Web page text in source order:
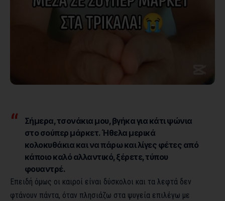
Σήμερα, τσονάκια μου, βγήκα για κάτι ψώνια
στο σούπερ μάρκετ. Ήθελα μερικά
κολοκυθάκια και να πάρω και λίγες φέτες από
κάποιο καλό αλλαντικό, ξέρετε, τύπου
φουαντρέ.
Επειδή όμως οι καιροί είναι δύσκολοι και τα λεφτά δεν
φτάνουν πάντα, όταν πλησιάζω στα ψυγεία επιλέγω με